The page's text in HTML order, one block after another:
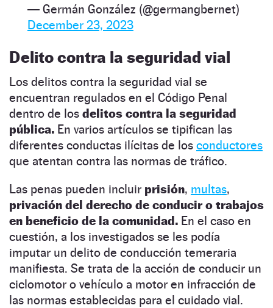
— Germán González (@germangbernet)
December 23, 2023
Delito contra la seguridad vial
Los delitos contra la seguridad vial se
encuentran regulados en el Código Penal
dentro de los delitos contra la seguridad
pública. En varios artículos se tipifican las
diferentes conductas ilícitas de los conductores
que atentan contra las normas de tráfico.
Las penas pueden incluir prisión, multas,
privación del derecho de conducir o trabajos
en beneficio de la comunidad. En el caso en
cuestión, a los investigados se les podía
imputar un delito de conducción temeraria
manifiesta. Se trata de la acción de conducir un
ciclomotor o vehículo a motor en infracción de
las normas establecidas para el cuidado vial.